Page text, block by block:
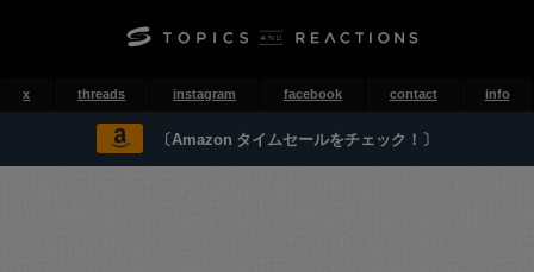
x threads instagram facebook contact info
〔Amazon タイムセールをチェック！〕